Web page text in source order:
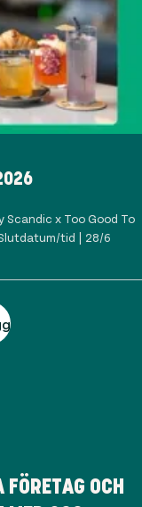
x Too Good To
tid | 28/6
FÖRETAG OCH